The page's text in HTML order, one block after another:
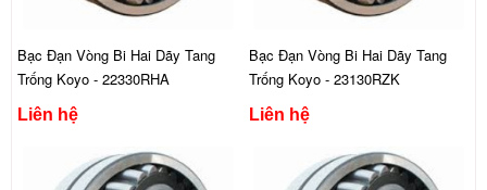
Bạc Đạn Vòng Bi Hai Dãy Tang
Trống Koyo - 22330RHA
Liên hệ
Bạc Đạn Vòng Bi Hai Dãy Tang
Trống Koyo - 23130RZK
Liên hệ